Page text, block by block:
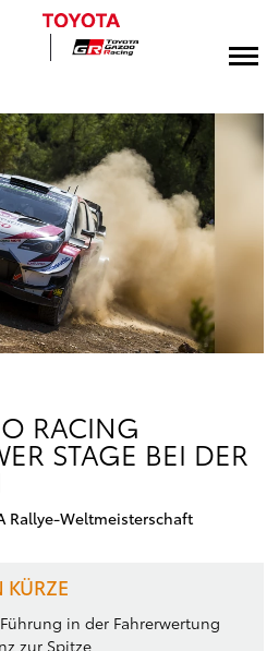
RACING
STAGE BEI DER
Rallye-Weltmeisterschaft
KÜRZE
in der Fahrerwertung
zur Spitze